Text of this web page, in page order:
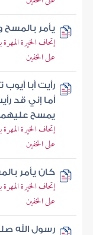
يأمر
إتحاف الخيرة
على الخفين
رأيت أبا
أما إني قد
يمسح
إتحاف الخيرة
على الخفين
كان يأمر
إتحاف الخيرة
على الخفين
رسول الله